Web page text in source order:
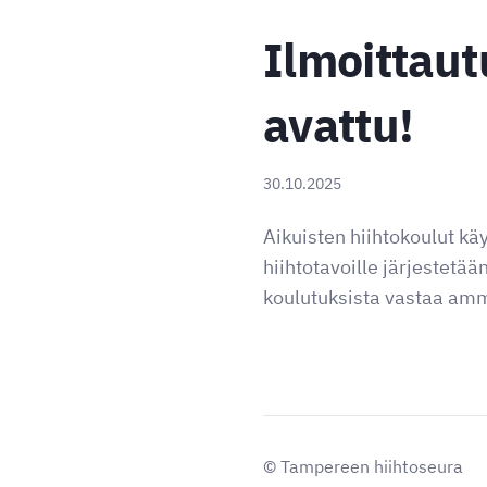
avattu!
30.10.2025
Aikuisten hiihtokoulut
hiihtotavoille
koulutuksista vastaa
© Tampereen hiihtoseura